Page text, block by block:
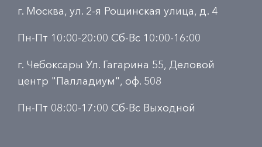
г. Москва, ул. 2-я Рощинская улица, д. 4
Пн-Пт 10:00-20:00 Сб-Вс 10:00-16:00
г. Чебоксары Ул. Гагарина 55, Деловой
центр "Палладиум", оф. 508
Пн-Пт 08:00-17:00 Сб-Вс Выходной